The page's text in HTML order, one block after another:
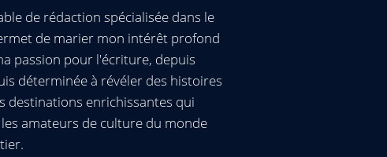
de rédaction spécialisée dans le
de marier mon intérêt profond
passion pour l'écriture, depuis
déterminée à révéler des histoires
destinations enrichissantes qui
amateurs de culture du monde